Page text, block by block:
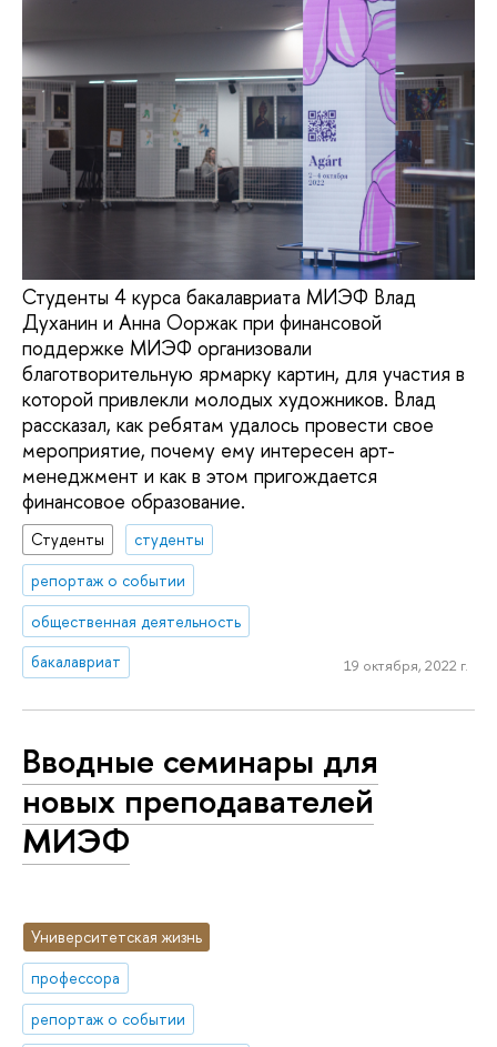
Студенты 4 курса бакалавриата МИЭФ Влад
Духанин и Анна Ооржак при финансовой
поддержке МИЭФ организовали
благотворительную ярмарку картин, для участия в
которой привлекли молодых художников. Влад
рассказал, как ребятам удалось провести свое
мероприятие, почему ему интересен арт-
менеджмент и как в этом пригождается
финансовое образование.
Студенты
студенты
репортаж о событии
общественная деятельность
бакалавриат
19 октября, 2022 г.
Вводные семинары для
новых преподавателей
МИЭФ
Университетская жизнь
профессора
репортаж о событии